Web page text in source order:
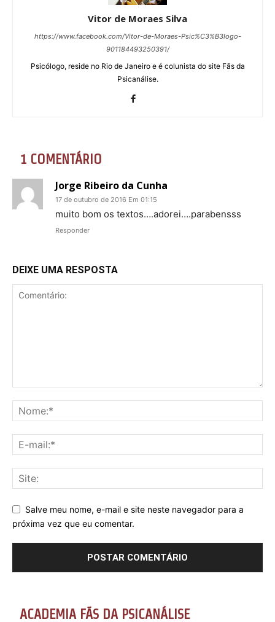
Vitor de Moraes Silva
https://www.facebook.com/Vitor-de-Moraes-Psic%C3%B3logo-
901184493250391/
Psicólogo, reside no Rio de Janeiro e é colunista do site Fãs da
Psicanálise.
1 COMENTÁRIO
Jorge Ribeiro da Cunha
17 de outubro de 2016 Em 01:15
muito bom os textos….adorei….parabensss
Responder
DEIXE UMA RESPOSTA
Salve meu nome, e-mail e site neste navegador para a
próxima vez que eu comentar.
ACADEMIA FÃS DA PSICANÁLISE